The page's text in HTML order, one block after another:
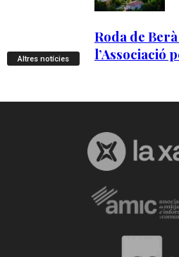
Altres notícies